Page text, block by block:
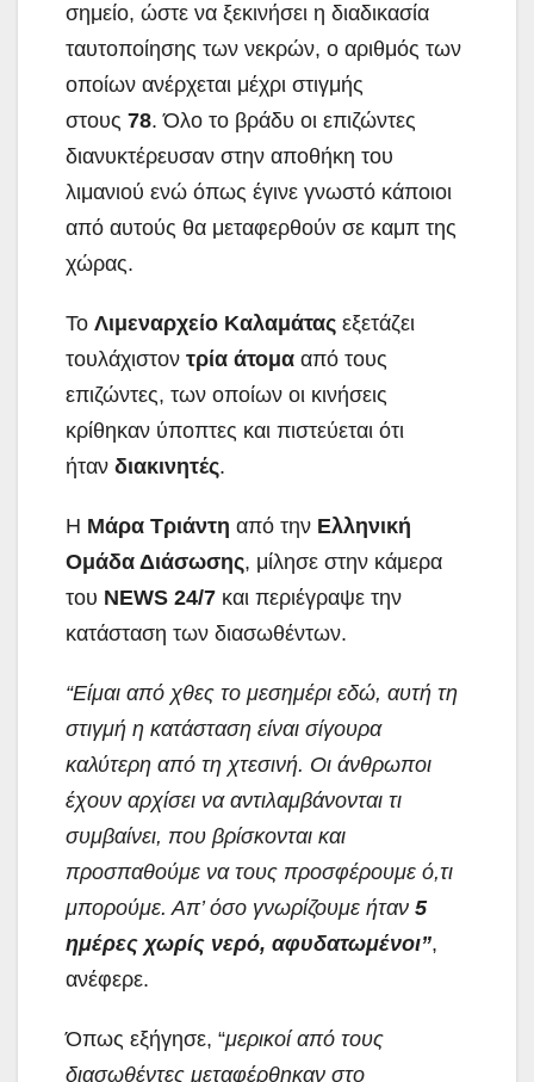
σημείο, ώστε να ξεκινήσει η διαδικασία
ταυτοποίησης των νεκρών, ο αριθμός των
οποίων ανέρχεται μέχρι στιγμής
στους 78. Όλο το βράδυ οι επιζώντες
διανυκτέρευσαν στην αποθήκη του
λιμανιού ενώ όπως έγινε γνωστό κάποιοι
από αυτούς θα μεταφερθούν σε καμπ της
χώρας.
Το Λιμεναρχείο Καλαμάτας εξετάζει
τουλάχιστον τρία άτομα από τους
επιζώντες, των οποίων οι κινήσεις
κρίθηκαν ύποπτες και πιστεύεται ότι
ήταν διακινητές.
Η Μάρα Τριάντη από την Ελληνική
Ομάδα Διάσωσης, μίλησε στην κάμερα
του NEWS 24/7 και περιέγραψε την
κατάσταση των διασωθέντων.
“Είμαι από χθες το μεσημέρι εδώ, αυτή τη
στιγμή η κατάσταση είναι σίγουρα
καλύτερη από τη χτεσινή. Οι άνθρωποι
έχουν αρχίσει να αντιλαμβάνονται τι
συμβαίνει, που βρίσκονται και
προσπαθούμε να τους προσφέρουμε ό,τι
μπορούμε. Απ’ όσο γνωρίζουμε ήταν 5
ημέρες χωρίς νερό, αφυδατωμένοι”,
ανέφερε.
Όπως εξήγησε, “μερικοί από τους
διασωθέντες μεταφέρθηκαν στο